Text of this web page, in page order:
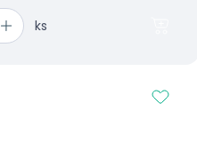
ks